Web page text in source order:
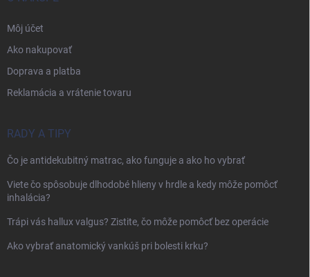
Môj účet
Ako nakupovať
Doprava a platba
Reklamácia a vrátenie tovaru
RADY A TIPY
Čo je antidekubitný matrac, ako funguje a ako ho vybrať
Viete čo spôsobuje dlhodobé hlieny v hrdle a kedy môže pomôcť
inhalácia?
Trápi vás hallux valgus? Zistite, čo môže pomôcť bez operácie
Ako vybrať anatomický vankúš pri bolesti krku?